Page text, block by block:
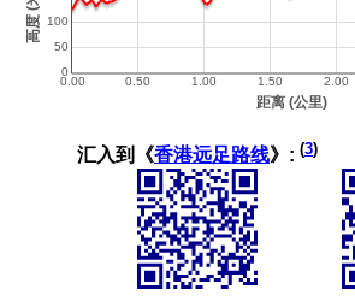
汇入到《香港远足路线》: (3)